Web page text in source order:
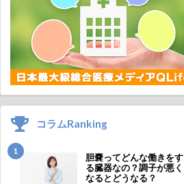
コラムRanking
1
胆嚢ってどんな働きをす
る臓器なの？調子が悪く
なるとどうなる？